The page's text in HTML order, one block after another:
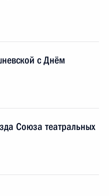
с Днём
Союза театральных